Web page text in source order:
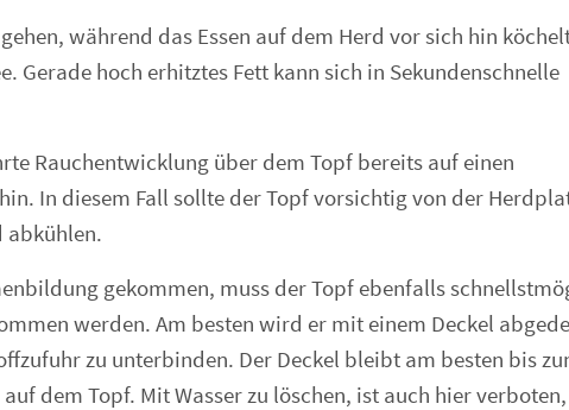
während das Essen auf dem Herd vor sich hin
Gerade hoch erhitztes Fett kann sich in Sekundenschnelle
Rauchentwicklung über dem Topf bereits auf einen
In diesem Fall sollte der Topf vorsichtig von der
abkühlen.
gekommen, muss der Topf ebenfalls
werden. Am besten wird er mit einem Deckel
zu unterbinden. Der Deckel bleibt am besten bis
dem Topf. Mit Wasser zu löschen, ist auch hier